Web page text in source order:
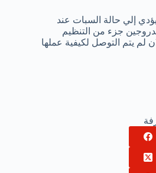
يؤدي إلي حالة السبات عند
جزء من التنظيم
لم يتم التوصل لكيفية عملها